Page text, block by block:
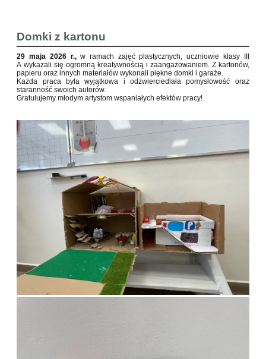
Domki z kartonu
29 maja 2026 r.,w ramach zajęć plastycznych, uczniowie klasy III
A wykazali się ogromną kreatywnością i zaangażowaniem. Z kartonów,
papieru oraz innych materiałów wykonali piękne domki i garaże.
Każda praca była wyjątkowa i odzwierciedlała pomysłowość oraz
staranność swoich autorów.
Gratulujemy młodym artystom wspaniałych efektów pracy!